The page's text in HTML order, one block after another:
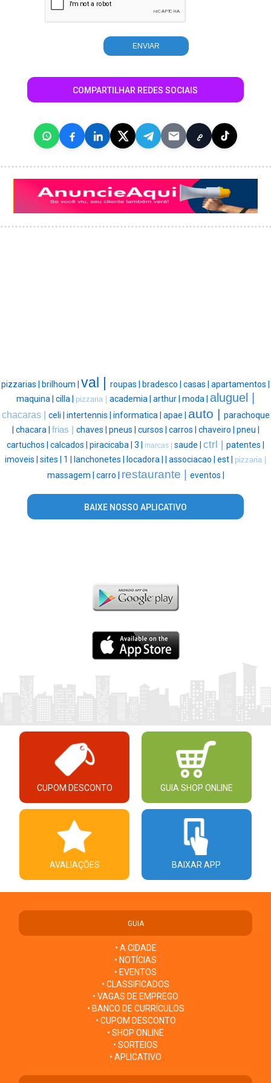
COMPARTILHAR REDES SOCIAIS
pizzarias | brilhoum | val | roupas | bradesco | casas | apartamentos |
maquina | cilla | pizzaria | academia | arthur | moda | aluguel |
chacaras | celi | intertennis | informatica | apae | auto | parachoque
chacara | frias | chaves | pneus | cursos | carros | chaveiro | pneu |
cartuchos | calcados | piracicaba | 3 | marcas | saude | ctrl | patentes |
imoveis | sites | 1 | lanchonetes | locadora | associacao | est | pizzaria |
massagem | carro | restaurante | eventos |
BAIXE NOSSO APLICATIVO
CUPOM DESCONTO GUIA SHOP ONLINE
AVALIAÇÕES BAIXAR APP
GUIA
• A CIDADE
• NOTÍCIAS
• EVENTOS
• CLASSIFICADOS
• VAGAS DE EMPREGO
• BANCO DE CURRÍCULOS
• CUPOM DESCONTO
• SHOP ONLINE
• SORTEIOS
• APLICATIVO